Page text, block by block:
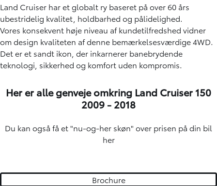
Land Cruiser har et globalt ry baseret på over 60 års
ubestridelig kvalitet, holdbarhed og pålidelighed.
Vores konsekvent høje niveau af kundetilfredshed vidner
om design kvaliteten af denne bemærkelsesværdige 4WD.
Det er et sandt ikon, der inkarnerer banebrydende
teknologi, sikkerhed og komfort uden kompromis.
Her er alle genveje omkring Land Cruiser 150
2009 - 2018
Du kan også få et "nu-og-her skøn" over prisen på din bil
her
Brochure